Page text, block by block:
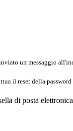
un messaggio
il reset della
di posta